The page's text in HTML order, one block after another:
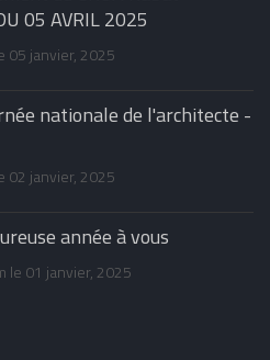
05 AVRIL 2025
05 janvier, 2025
nationale de l'architecte -
02 janvier, 2025
année à vous
le 01 janvier, 2025